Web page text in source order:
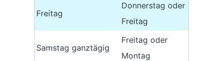
Freitag
Donnerstag oder
Freitag
Samstag ganztägig
Freitag oder
Montag